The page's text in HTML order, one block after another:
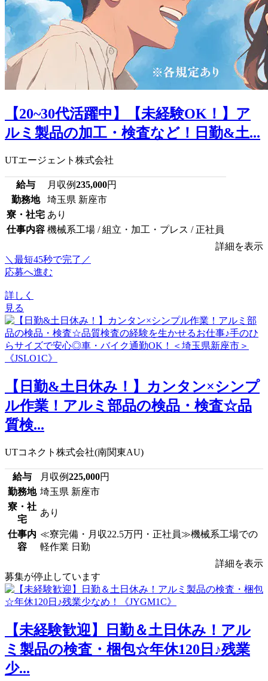
【20~30代活躍中】【未経験OK！】ア
ルミ製品の加工・検査など！日勤&土...
UTエージェント株式会社
給与 月収例235,000円
勤務地
埼玉県 新座市
寮・社宅 あり
仕事内容 機械系工場 / 組立・加工・プレス / 正社員
詳細を表示
＼最短45秒で完了／
応募へ進む
詳しく
見る
【日勤&土日休み！】カンタン×シンプ
ル作業！アルミ部品の検品・検査☆品
質検...
UTコネクト株式会社(南関東AU)
給与 月収例225,000円
勤務地 埼玉県 新座市
寮・社
宅
あり
仕事内
容
≪寮完備・月収22.5万円・正社員≫機械系工場での
軽作業 日勤
詳細を表示
募集が停止しています
【未経験歓迎】日勤＆土日休み！アル
ミ製品の検査・梱包☆年休120日♪残業
少...